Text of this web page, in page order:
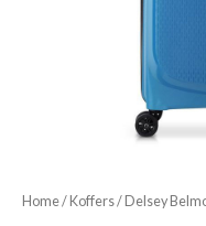
Home/ Koffers/ Delsey